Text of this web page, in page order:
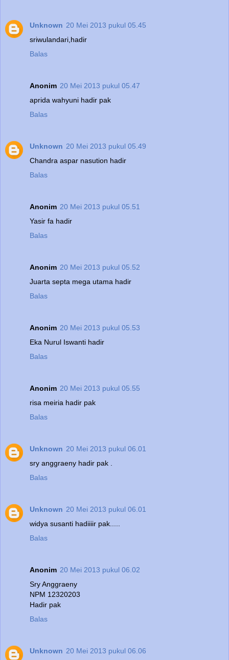
Unknown 20 Mei 2013 pukul 05.45
sriwulandari,hadir
Balas
Anonim 20 Mei 2013 pukul 05.47
aprida wahyuni hadir pak
Balas
Unknown 20 Mei 2013 pukul 05.49
Chandra aspar nasution hadir
Balas
Anonim 20 Mei 2013 pukul 05.51
Yasir fa hadir
Balas
Anonim 20 Mei 2013 pukul 05.52
Juarta septa mega utama hadir
Balas
Anonim 20 Mei 2013 pukul 05.53
Eka Nurul Iswanti hadir
Balas
Anonim 20 Mei 2013 pukul 05.55
risa meiria hadir pak
Balas
Unknown 20 Mei 2013 pukul 06.01
sry anggraeny hadir pak .
Balas
Unknown 20 Mei 2013 pukul 06.01
widya susanti hadiiiir pak.....
Balas
Anonim 20 Mei 2013 pukul 06.02
Sry Anggraeny
NPM 12320203
Hadir pak
Balas
Unknown 20 Mei 2013 pukul 06.06